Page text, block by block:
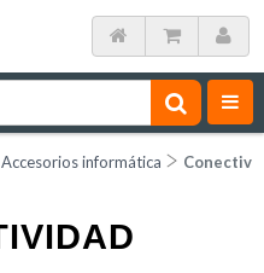
Accesorios informática